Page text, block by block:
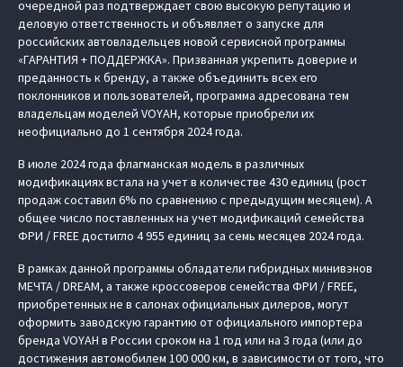
очередной раз подтверждает свою высокую репутацию и
деловую ответственность и объявляет о запуске для
российских автовладельцев новой сервисной программы
«ГАРАНТИЯ + ПОДДЕРЖКА». Призванная укрепить доверие и
преданность к бренду, а также объединить всех его
поклонников и пользователей, программа адресована тем
владельцам моделей VOYAH, которые приобрели их
неофициально до 1 сентября 2024 года.
В июле 2024 года флагманская модель в различных
модификациях встала на учет в количестве 430 единиц (рост
продаж составил 6% по сравнению с предыдущим месяцем). А
общее число поставленных на учет модификаций семейства
ФРИ / FREE достигло 4 955 единиц за семь месяцев 2024 года.
В рамках данной программы обладатели гибридных минивэнов
МЕЧТА / DREAM, а также кроссоверов семейства ФРИ / FREE,
приобретенных не в салонах официальных дилеров, могут
оформить заводскую гарантию от официального импортера
бренда VOYAH в России сроком на 1 год или на 3 года (или до
достижения автомобилем 100 000 км, в зависимости от того, что